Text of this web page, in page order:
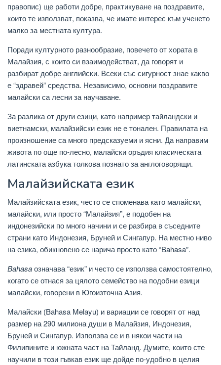
правопис) ще работи добре, практикуване на поздравите,
които те използват, показва, че имате интерес към ученето
малко за местната култура.
Поради културното разнообразие, повечето от хората в
Малайзия, с които си взаимодействат, да говорят и
разбират добре английски. Всеки със сигурност знае какво
е “здравей” средства. Независимо, основни поздравите
малайски са лесни за научаване.
За разлика от други езици, като например тайландски и
виетнамски, малайзийски език не е тонален. Правилата на
произношение са много предсказуеми и ясни. Да направим
живота по още по-лесно, малайски оръдия класическата
латинската азбука толкова познато за англоговорящи.
Малайзийската език
Малайзийската език, често се споменава като малайски,
малайски, или просто “Малайзия”, е подобен на
индонезийски по много начини и се разбира в съседните
страни като Индонезия, Бруней и Сингапур. На местно ниво
на езика, обикновено се нарича просто като “Bahasa”.
Bahasaозначава “език” и често се използва самостоятелно,
когато се отнася за цялото семейство на подобни езици
малайски, говорени в Югоизточна Азия.
Малайски (Bahasa Melayu) и вариации се говорят от над
размер на 290 милиона души в Малайзия, Индонезия,
Бруней и Сингапур. Използва се и в някои части на
Филипините и южната част на Тайланд. Думите, които сте
научили в този гъвкав език ще дойде по-удобно в целия